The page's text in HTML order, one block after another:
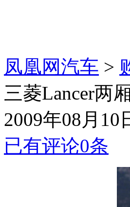
凤凰网汽车 >
三菱Lancer两
2009年08月10
已有评论0条